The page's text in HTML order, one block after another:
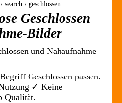
search › geschlossen
Geschlossen
Bilder
und Nahaufnahme-
Geschlossen passen.
✓ Keine
Qualität.